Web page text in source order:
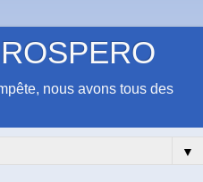
nous avons tous des
▼